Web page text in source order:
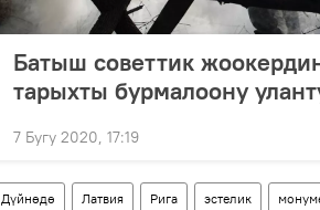
Батыш советтик
тарыхты бурмалоону
7 Бугу 2020, 17:19
Дүйнөдө Латвия Рига эстелик